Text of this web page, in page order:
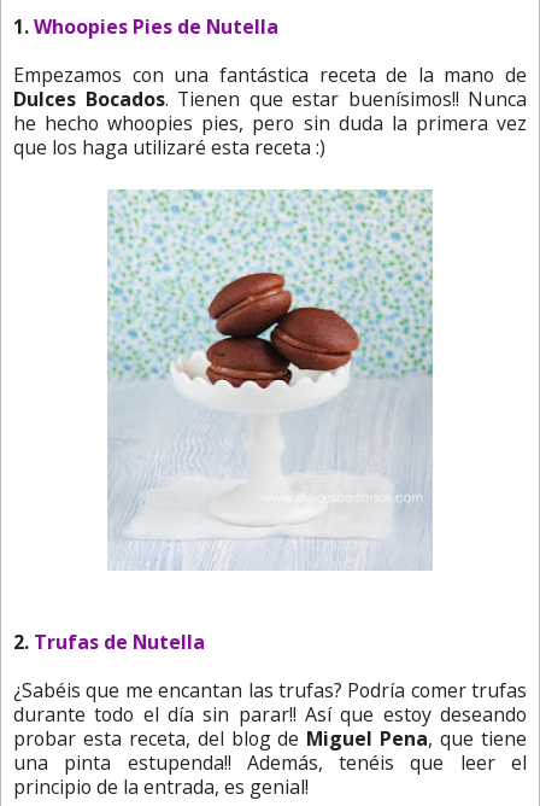
1.Whoopies Pies de Nutella
Empezamos con una fantástica receta de la mano de
Dulces Bocados. Tienen que estar buenísimos!! Nunca
he hecho whoopies pies, pero sin duda la primera vez
que los haga utilizaré esta receta :)
2. Trufas de Nutella
¿Sabéis que me encantan las trufas? Podría comer trufas
durante todo el día sin parar!! Así que estoy deseando
probar esta receta, del blog de Miguel Pena, que tiene
una pinta estupenda!! Además, tenéis que leer el
principio de la entrada, es genial!